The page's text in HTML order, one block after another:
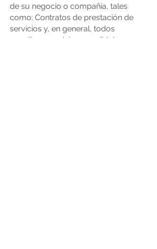
de su negocio o compañía, tales
como: Contratos de prestación de
servicios y, en general, todos
aquellos que deba suscribir la